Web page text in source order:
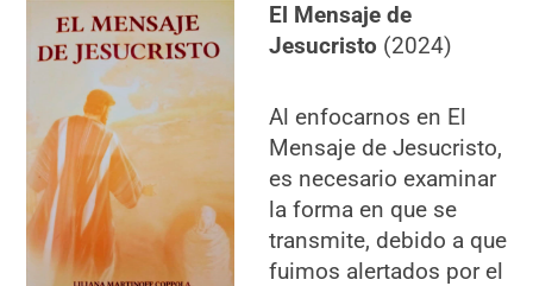
El Mensaje de
Jesucristo (2024)
Al enfocarnos en El
Mensaje de Jesucristo,
es necesario examinar
la forma en que se
transmite, debido a que
fuimos alertados por el